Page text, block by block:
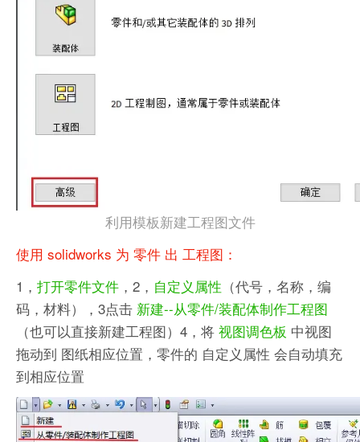
利用模板新建工程图文件
使用 solidworks 为 零件 出 工程图：
1， 打开零件文件 ，2， 自定义属性 （代号，名称，编
码，材料），3点击 新建--从零件/装配体制作工程图
（也可以直接新建工程图）4，将 视图调色板 中视图
拖动到 图纸相应位置，零件的 自定义属性 会自动填充
到相应位置